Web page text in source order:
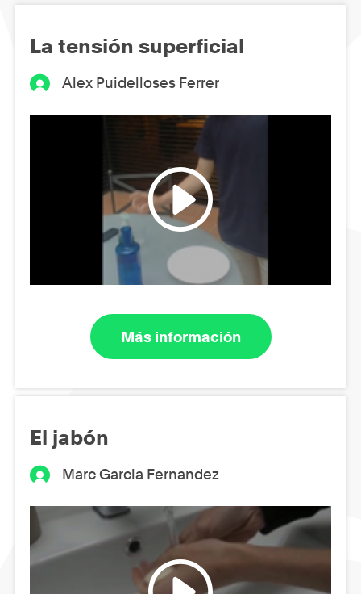
La tensión superficial
Alex Puidelloses Ferrer
Más información
El jabón
Marc Garcia Fernandez